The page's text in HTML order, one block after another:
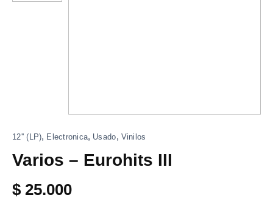
12'' (LP), Electronica, Usado, Vinilos
Varios – Eurohits III
$ 25.000